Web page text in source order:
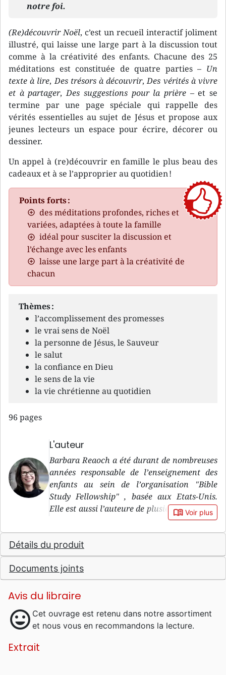
notre foi.
(Re)découvrir Noël, c’est un recueil interactif joliment
illustré, qui laisse une large part à la discussion tout
comme à la créativité des enfants. Chacune des 25
méditations est constituée de quatre parties – Un
texte à lire,Des trésors à découvrir,Des vérités à vivre
et à partager,Des suggestions pour la prière– et se
termine par une page spéciale qui rappelle des
vérités essentielles au sujet de Jésus et propose aux
jeunes lecteurs un espace pour écrire, décorer ou
dessiner.
Un appel à (re)découvrir en famille le plus beau des
cadeaux et à se l’approprier au quotidien !
Points forts :
des méditations profondes, riches et
variées, adaptées à toute la famille
idéal pour susciter la discussion et
l’échange avec les enfants
laisse une large part à la créativité de
chacun
Thèmes :
l’accomplissement des promesses
le vrai sens de Noël
la personne de Jésus, le Sauveur
le salut
la confiance en Dieu
le sens de la vie
la vie chrétienne au quotidien
96 pages
L'auteur
Barbara Reaoch a été durant de nombreuses
années responsable de l’enseignement des
enfants au sein de l’organisation "Bible
Study Fellowship" , basée aux Etats-Unis.
Elle est aussi l’auteure de plusieurs ouvrages
pour enfants, dont celui-ci est le premier
traduit en français.
book_open Voir plus
Détails du produit
Documents joints
Avis du libraire
mood Cet ouvrage est retenu dans notre assortiment
et nous vous en recommandons la lecture.
Extrait